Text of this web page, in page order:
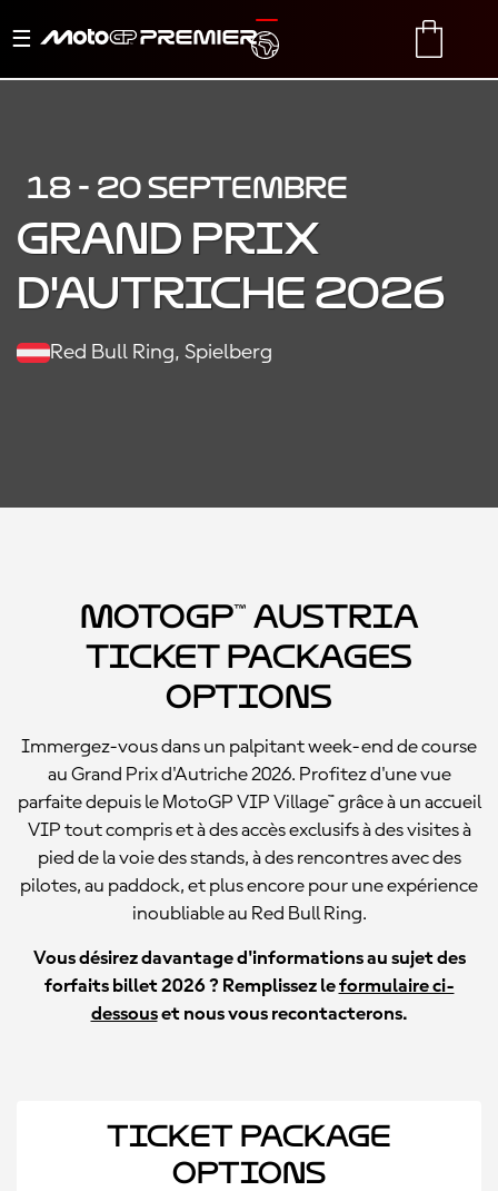
Basculer
navigation
TRANSLATE
18 - 20 SEPTEMBRE
Grand Prix
d'Autriche 2026
Red Bull Ring, Spielberg
MotoGP™ Austria
Ticket Packages
Options
Immergez-vous dans un palpitant week-end de course
au Grand Prix d'Autriche 2026. Profitez d'une vue
parfaite depuis le MotoGP VIP Village™ grâce à un accueil
VIP tout compris et à des accès exclusifs à des visites à
pied de la voie des stands, à des rencontres avec des
pilotes, au paddock, et plus encore pour une expérience
inoubliable au Red Bull Ring.
Vous désirez davantage d'informations au sujet des
forfaits billet 2026 ? Remplissez leformulaire ci-
dessouset nous vous recontacterons.
Ticket Package
Options